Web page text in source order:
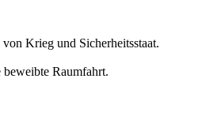
Krieg und Sicherheitsstaat.
beweibte Raumfahrt.